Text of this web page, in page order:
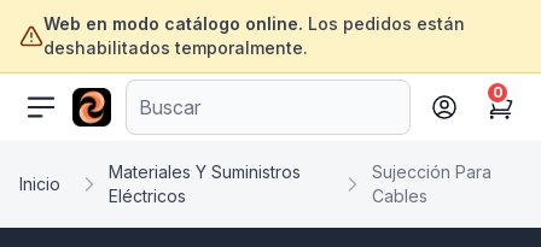
Web en modo catálogo online. Los pedidos están
deshabilitados temporalmente.
ofertasinformatica.com
Cart
0
Inicio
Materiales Y Suministros
Eléctricos
Sujección Para
Cables